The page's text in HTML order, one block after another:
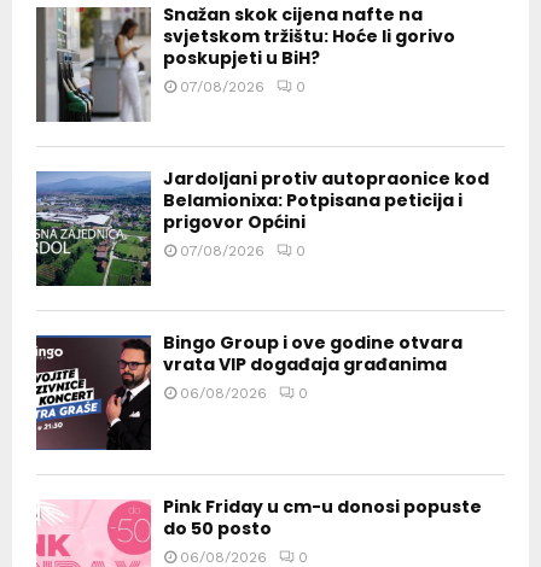
Snažan skok cijena nafte na
svjetskom tržištu: Hoće li gorivo
poskupjeti u BiH?
07/08/2026 0
Jardoljani protiv autopraonice kod
Belamionixa: Potpisana peticija i
prigovor Općini
07/08/2026 0
Bingo Group i ove godine otvara
vrata VIP događaja građanima
06/08/2026 0
Pink Friday u cm-u donosi popuste
do 50 posto
06/08/2026 0